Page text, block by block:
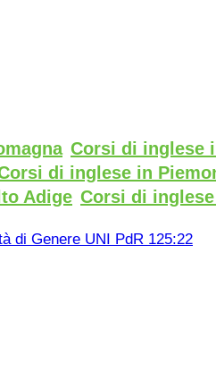
Corsi di inglese
di inglese in
Adige Corsi di
di Genere UNI PdR 125:22